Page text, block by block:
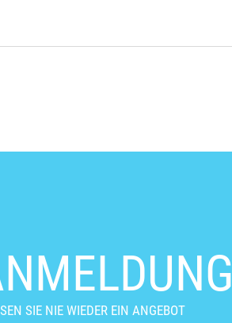
SIE NIE WIEDER EIN ANGEBOT